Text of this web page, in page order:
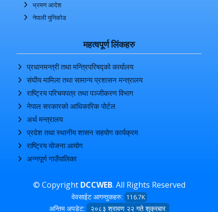
भ्रमण आदेश
नेपाली युनिकोड
महत्वपूर्ण लिंकहरु
प्रधानमन्त्री तथा मन्त्रिपरिषद्को कार्यालय
संघीय मामिला तथा सामान्य प्रशासन मन्त्रालय
राष्ट्रिय परिचयपत्र तथा पञ्‍जीकरण विभाग
नेपाल सरकारको आधिकारिक पोर्टल
अर्थ मन्त्रालय
प्रदेश तथा स्थानीय शासन सहयोग कार्यक्रम
राष्ट्रिय योजना आयोग
अन्‍नपूर्ण गाउँपालिका
© Copyright DCCWEB. All Rights Reserved
वेवसाईट आगन्तुकहरु: 116.7K
अन्तिम अपडेट: २०८३ श्रावण २२ गते शुक्रबार